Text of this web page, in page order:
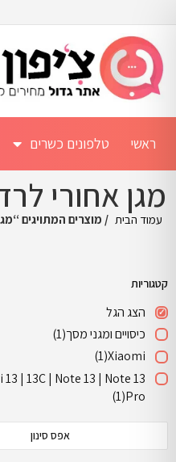
ראשי טלפונים כשרים
מגן אחורי
עמוד הבית / מוצרים המתויגים “מגן
קטגוריות
הצג הגל
כיסויים ומגני מסך(1)
Xiaomi
(1)
13 | 13C | Note 13 | Note 13
Pro
(1)
אפס סינון